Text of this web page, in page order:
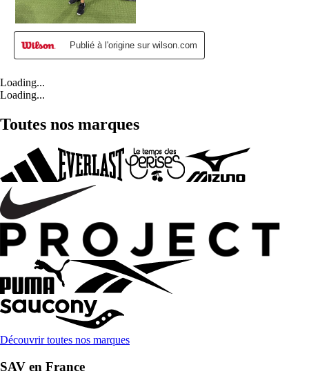
Loading...
Loading...
Toutes nos marques
Découvrir toutes nos marques
SAV en France